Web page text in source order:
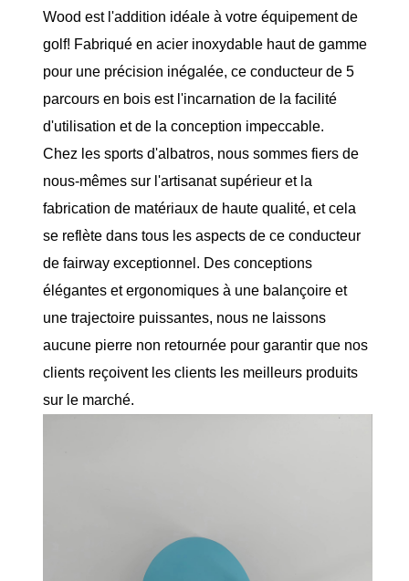
Wood est l'addition idéale à votre équipement de
golf! Fabriqué en acier inoxydable haut de gamme
pour une précision inégalée, ce conducteur de 5
parcours en bois est l'incarnation de la facilité
d'utilisation et de la conception impeccable.
Chez les sports d'albatros, nous sommes fiers de
nous-mêmes sur l'artisanat supérieur et la
fabrication de matériaux de haute qualité, et cela
se reflète dans tous les aspects de ce conducteur
de fairway exceptionnel. Des conceptions
élégantes et ergonomiques à une balançoire et
une trajectoire puissantes, nous ne laissons
aucune pierre non retournée pour garantir que nos
clients reçoivent les clients les meilleurs produits
sur le marché.